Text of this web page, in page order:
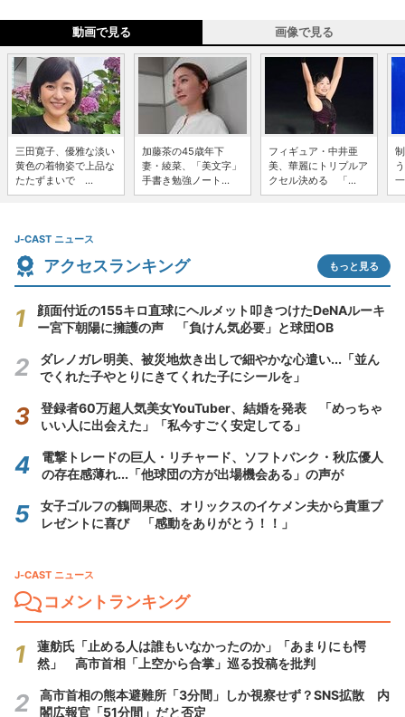
動画で見る 画像で見る
三田寛子、優雅な淡い
黄色の着物姿で上品な
たたずまいで ...
加藤茶の45歳年下
妻・綾菜、「美文字」
手書き勉強ノート...
フィギュア・中井亜
美、華麗にトリプルア
クセル決める 「...
J-CAST ニュース
アクセスランキング もっと見る
顔面付近の155キロ直球にヘルメット叩きつけたDeNAルーキ
ー宮下朝陽に擁護の声 「負けん気必要」と球団OB
ダレノガレ明美、被災地炊き出しで細やかな心遣い...「並ん
でくれた子やとりにきてくれた子にシールを」
登録者60万超人気美女YouTuber、結婚を発表 「めっちゃ
いい人に出会えた」「私今すごく安定してる」
電撃トレードの巨人・リチャード、ソフトバンク・秋広優人
の存在感薄れ...「他球団の方が出場機会ある」の声が
女子ゴルフの鶴岡果恋、オリックスのイケメン夫から貴重プ
レゼントに喜び 「感動をありがとう！！」
J-CAST ニュース
コメントランキング
蓮舫氏「止める人は誰もいなかったのか」「あまりにも愕
然」 高市首相「上空から合掌」巡る投稿を批判
高市首相の熊本避難所「3分間」しか視察せず？SNS拡散 内
閣広報官「51分間」だと否定